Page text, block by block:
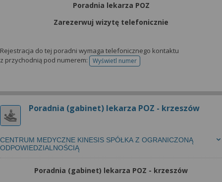
Poradnia lekarza POZ
Zarezerwuj wizytę telefonicznie
Rejestracja do tej poradni wymaga telefonicznego kontaktu
z przychodnią pod numerem:
Wyświetl numertelefonu do rejestracji
Poradnia (gabinet) lekarza POZ - krzeszów
CENTRUM MEDYCZNE KINESIS SPÓŁKA Z OGRANICZONĄ
ODPOWIEDZIALNOŚCIĄ
Poradnia (gabinet) lekarza POZ - krzeszów